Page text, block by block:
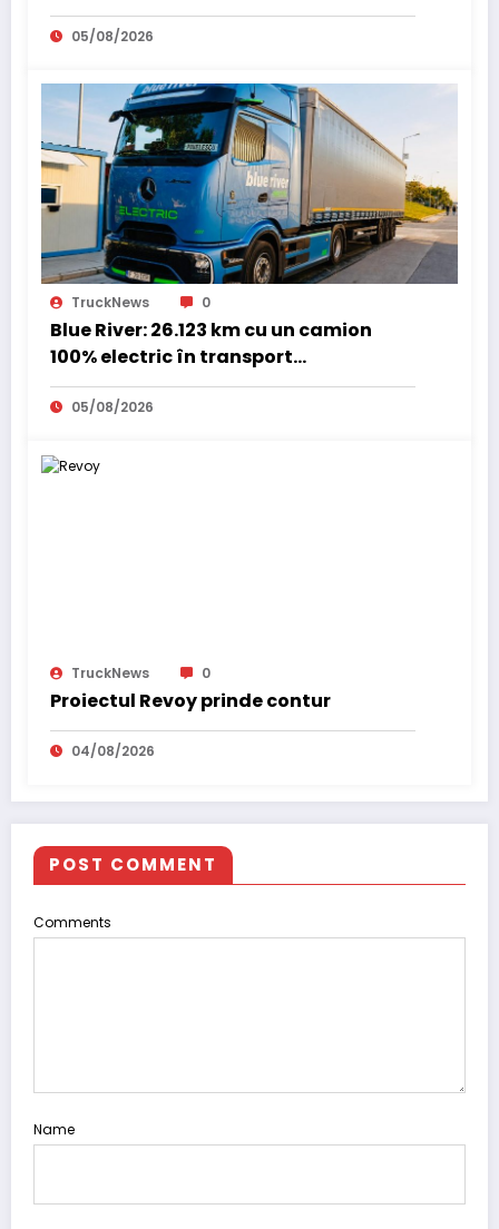
05/08/2026
TruckNews 0
Blue River: 26.123 km cu un camion
100% electric în transport
internațional
05/08/2026
TruckNews 0
Proiectul Revoy prinde contur
04/08/2026
POST COMMENT
Comments
Name